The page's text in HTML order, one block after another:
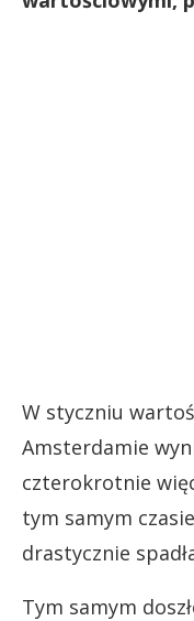
W styczniu
Amsterdamie
czterokrotnie
tym samym
drastycznie
Tym samym